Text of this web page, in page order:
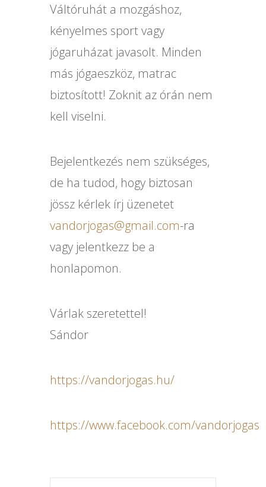
Váltóruhát a mozgáshoz,
kényelmes sport vagy
jógaruházat javasolt. Minden
más jógaeszköz, matrac
biztosított! Zoknit az órán nem
kell viselni.
Bejelentkezés nem szükséges,
de ha tudod, hogy biztosan
jössz kérlek írj üzenetet
vandorjogas@gmail.com-ra
vagy jelentkezz be a
honlapomon.
Várlak szeretettel!
Sándor
https://vandorjogas.hu/
https://www.facebook.com/vandorjogas